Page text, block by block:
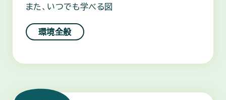
また、いつでも学べる図
環境全般